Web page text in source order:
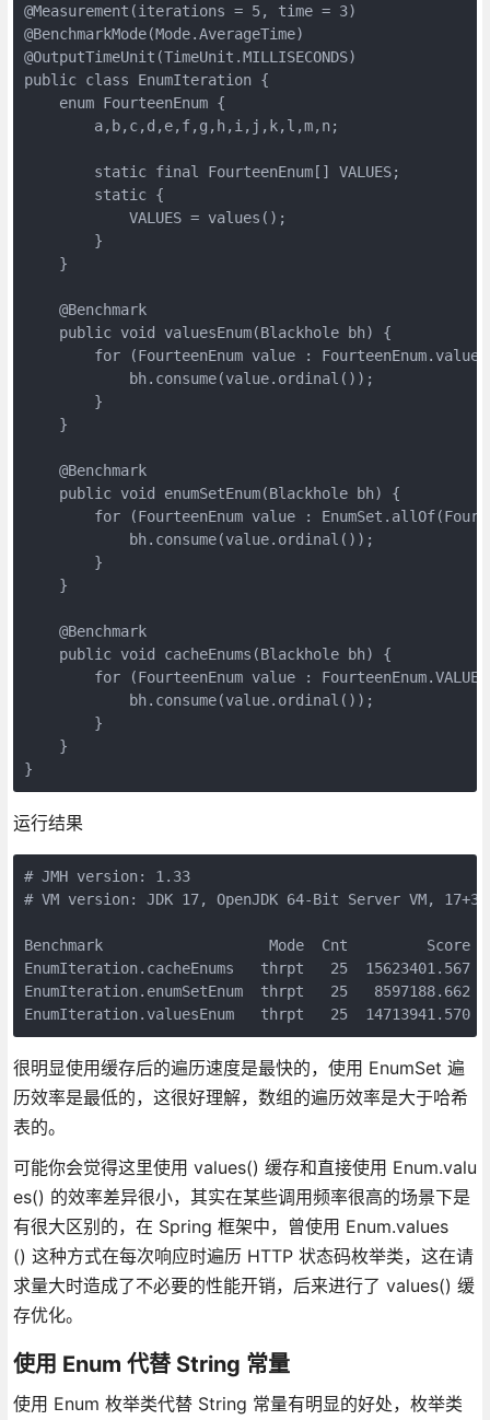
@Measurement(iterations = 5, time = 3)
@BenchmarkMode(Mode.AverageTime)
@OutputTimeUnit(TimeUnit.MILLISECONDS)
public class EnumIteration {
    enum FourteenEnum {
        a,b,c,d,e,f,g,h,i,j,k,l,m,n;
        static final FourteenEnum[] VALUES;
        static {
            VALUES = values();
        }
    }
    @Benchmark
    public void valuesEnum(Blackhole bh) {
for (FourteenEnum value :
            bh.consume(value.ordinal());
        }
    }
    @Benchmark
    public void enumSetEnum(Blackhole bh) {
for (FourteenEnum value :
            bh.consume(value.ordinal());
        }
    }
    @Benchmark
    public void cacheEnums(Blackhole bh) {
for (FourteenEnum value :
            bh.consume(value.ordinal());
        }
    }
运行结果
# JMH version: 1.33
# VM version: JDK 17, OpenJDK 64-Bit Server VM,
Benchmark                   Mode  Cnt         Score
EnumIteration.cacheEnums   thrpt   25  15623401.567
EnumIteration.enumSetEnum  thrpt   25   8597188.662
很明显使用缓存后的遍历速度是最快的，使用 EnumSet 遍
历效率是最低的，这很好理解，数组的遍历效率是大于哈希
表的。
可能你会觉得这里使用 values() 缓存和直接使用 Enum.valu
es() 的效率差异很小，其实在某些调用频率很高的场景下是
有很大区别的，在 Spring 框架中，曾使用 Enum.values
() 这种方式在每次响应时遍历 HTTP 状态码枚举类，这在请
求量大时造成了不必要的性能开销，后来进行了 values() 缓
存优化。
使用 Enum 代替 String 常量
使用 Enum 枚举类代替 String 常量有明显的好处，枚举类